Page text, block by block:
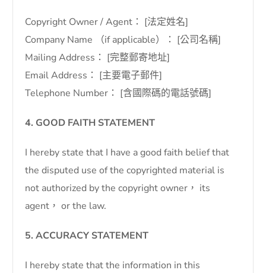
Copyright Owner / Agent： [法定姓名]
Company Name （if applicable）： [公司名稱]
Mailing Address： [完整郵寄地址]
Email Address： [主要電子郵件]
Telephone Number： [含國際碼的電話號碼]
4. GOOD FAITH STATEMENT
I hereby state that I have a good faith belief that
the disputed use of the copyrighted material is
not authorized by the copyright owner， its
agent， or the law.
5. ACCURACY STATEMENT
I hereby state that the information in this